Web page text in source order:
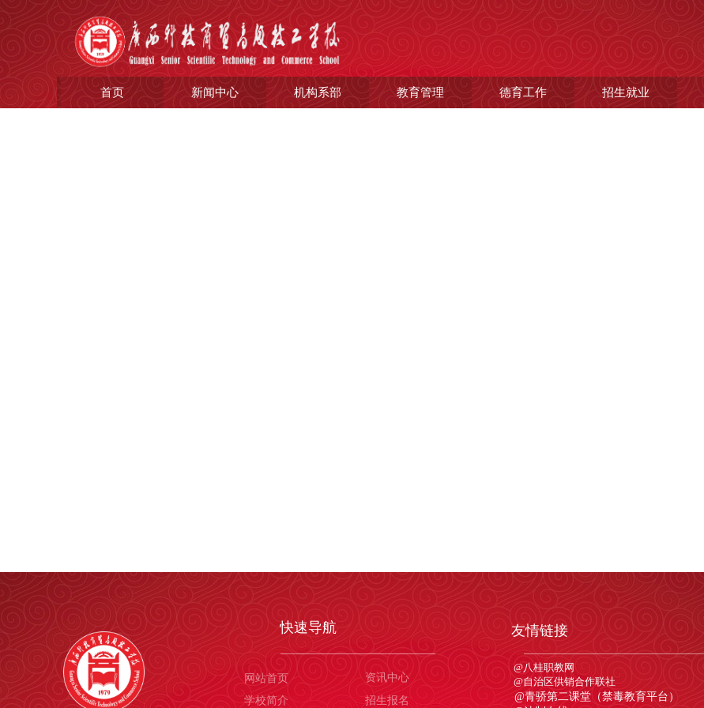
快速导航 友情链接
@八桂职教网
@自治区供销合作联社
@青骄第二课堂（禁毒教育平台）
网站首页
学校简介
资讯中心
招生报名
首页 新闻中心 机构系部 教育管理 德育工作 招生就业